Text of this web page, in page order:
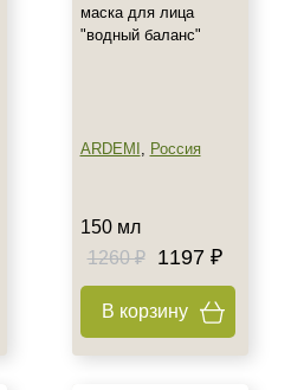
маска для лица
"водный баланс"
ARDEMI , Россия
150 мл
1260 ₽
1197 ₽
В корзину